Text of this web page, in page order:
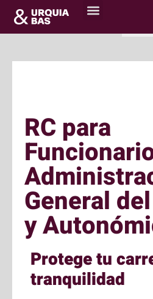
RC para
General
y
Protege tu
tranquilidad